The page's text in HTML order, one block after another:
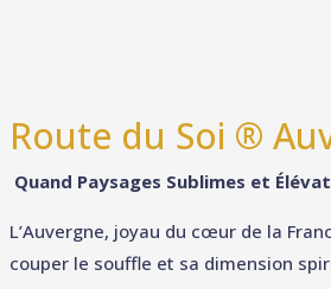
Route du Soi ®
Quand Paysages Sublimes et
L’Auvergne, joyau du cœur de la
couper le souffle et sa dimension